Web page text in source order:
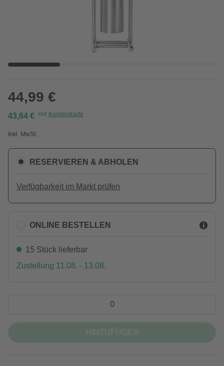
44,99 €
43,64 € mit Kundenkarte
Inkl. MwSt.
RESERVIEREN & ABHOLEN
Verfügbarkeit im Markt prüfen
ONLINE BESTELLEN
15 Stück lieferbar
Zustellung 11.08. - 13.08.